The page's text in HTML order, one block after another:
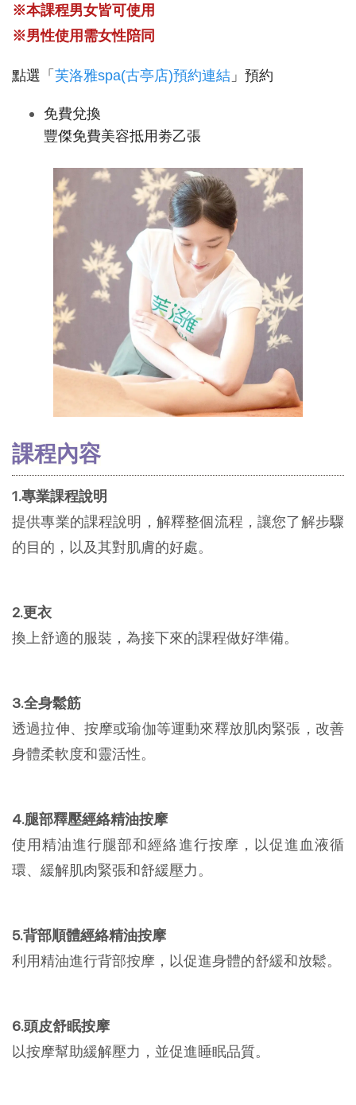
※本課程男女皆可使用
※男性使用需女性陪同
點選「 芙洛雅spa(古亭店)預約連結 」預約
免費兌換
豐傑免費美容抵用劵乙張
課程內容
1.專業課程說明
提供專業的課程說明，解釋整個流程，讓您了解步驟
的目的，以及其對肌膚的好處。
2.更衣
換上舒適的服裝，為接下來的課程做好準備。
3.全身鬆筋
透過拉伸、按摩或瑜伽等運動來釋放肌肉緊張，改善
身體柔軟度和靈活性。
4.腿部釋壓經絡精油按摩
使用精油進行腿部和經絡進行按摩，以促進血液循
環、緩解肌肉緊張和舒緩壓力。
5.背部順體經絡精油按摩
利用精油進行背部按摩，以促進身體的舒緩和放鬆。
6.頭皮舒眠按摩
以按摩幫助緩解壓力，並促進睡眠品質。